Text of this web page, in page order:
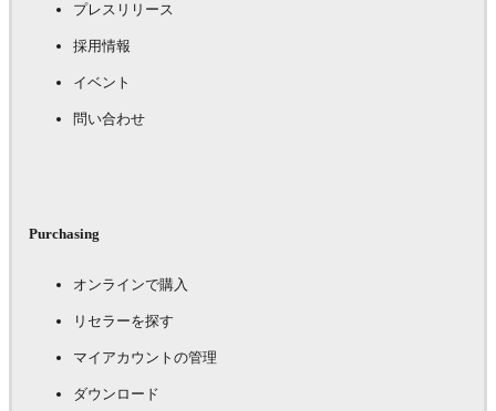
プレスリリース
採用情報
イベント
問い合わせ
Purchasing
オンラインで購入
リセラーを探す
マイアカウントの管理
ダウンロード